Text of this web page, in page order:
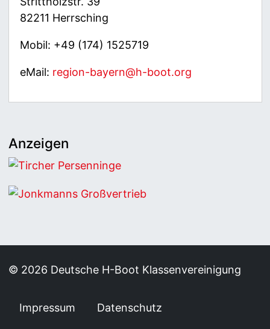
82211 Herrsching
Mobil: +49 (174) 1525719
eMail: region-bayern@h-boot.org
Anzeigen
© 2026 Deutsche H-Boot Klassenvereinigung
Impressum Datenschutz